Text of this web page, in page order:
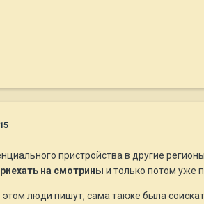
пристройства в другие
на смотрины и только потом уже
этом люди пишут, сама также была